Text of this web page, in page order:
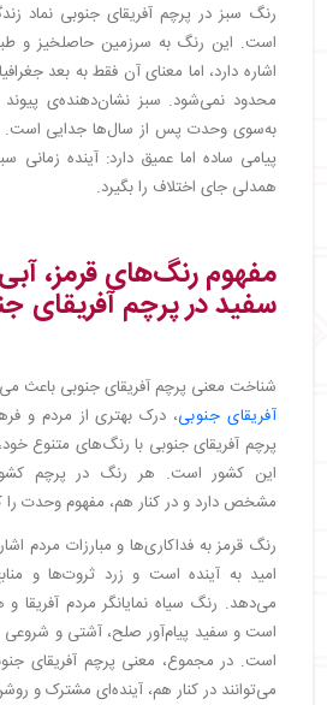
رنگ سبز در پرچم آفریقای جنوبی نماد
است. این رنگ به سرزمین حاصلخیز و
اشاره دارد، اما معنای آن فقط به بعد
محدود نمی‌شود. سبز نشان‌دهنده‌ی
به‌سوی وحدت پس از سال‌ها جدایی است.
پیامی ساده اما عمیق دارد: آینده
همدلی جای اختلاف را بگیرد.
مفهوم رنگ‌های قرمز،
سفید در پرچم آفریقای
شناخت معنی پرچم آفریقای جنوبی باعث
آفریقای جنوبی، درک بهتری از مردم و
پرچم آفریقای جنوبی با رنگ‌های متنوع
این کشور است. هر رنگ در پرچم کشور
مشخص دارد و در کنار هم، مفهوم وحدت را
رنگ قرمز به فداکاری‌ها و مبارزات مردم
امید به آینده است و زرد ثروت‌ها و
می‌دهد. رنگ سیاه نمایانگر مردم
است و سفید پیام‌آور صلح، آشتی و شروعی
است. در مجموع، معنی پرچم آفریقای
می‌توانند در کنار هم، آینده‌ای مشترک و